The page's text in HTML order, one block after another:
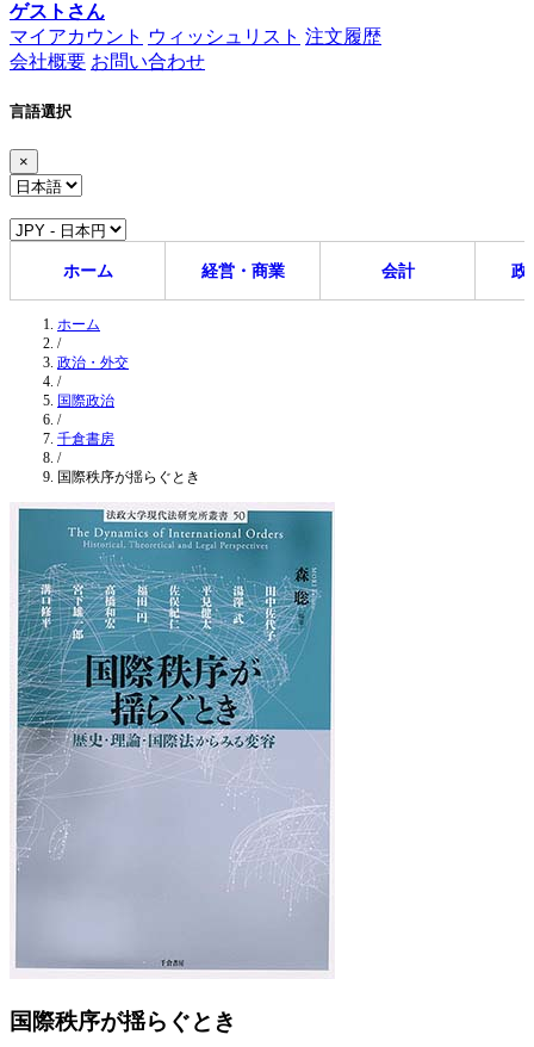
ゲストさん
マイアカウント ウィッシュリスト 注文履歴
会社概要 お問い合わせ
言語選択
×
ホーム 経営・商業 会計 政
ホーム
/
政治・外交
/
国際政治
/
千倉書房
/
国際秩序が揺らぐとき
国際秩序が揺らぐとき